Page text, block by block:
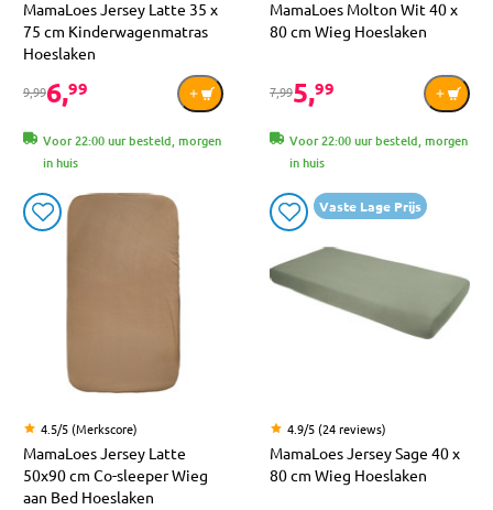
MamaLoes Jersey Latte 35 x
75 cm Kinderwagenmatras
Hoeslaken
9,996,99
Voor 22:00 uur besteld, morgen
in huis
MamaLoes Molton Wit 40 x
80 cm Wieg Hoeslaken
7,995,99
Voor 22:00 uur besteld, morgen
in huis
4.5/5 (Merkscore)
MamaLoes Jersey Latte
50x90 cm Co-sleeper Wieg
aan Bed Hoeslaken
Vaste Lage Prijs
4.9/5 (24 reviews)
MamaLoes Jersey Sage 40 x
80 cm Wieg Hoeslaken